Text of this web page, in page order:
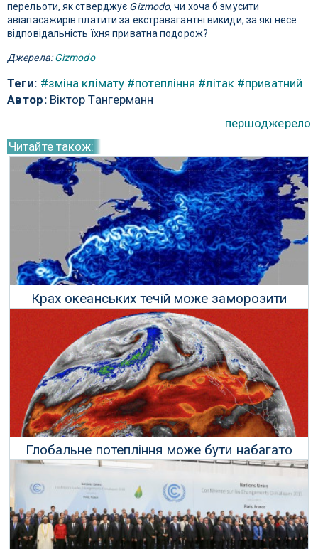
перельоти, як стверджує Gizmodo, чи хоча б змусити
авіапасажирів платити за екстравагантні викиди, за які несе
відповідальність їхня приватна подорож?
Джерела:Gizmodo
Теги: #зміна клімату #потепління #літак #приватний
Автор:Віктор Тангерманн
першоджерело
Читайте також:
Крах океанських течій може заморозити
Північну Америку та Європу
09 Серпня 2021 р.
Глобальне потепління може бути набагато
гірше, ніж ми думали
31 Травня 2021 р.